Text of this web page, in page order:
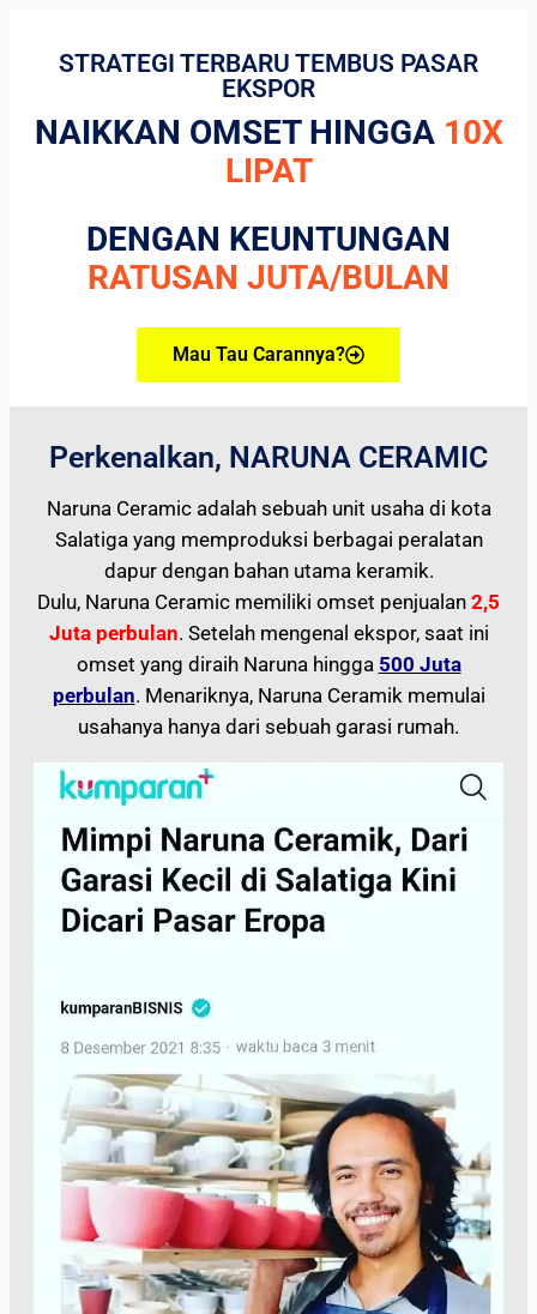
STRATEGI TERBARU TEMBUS PASAR
EKSPOR
NAIKKAN OMSET HINGGA 10X
LIPAT
DENGAN KEUNTUNGAN
RATUSAN JUTA/BULAN
Mau Tau Carannya?
Perkenalkan, NARUNA CERAMIC
Naruna Ceramic adalah sebuah unit usaha di kota
Salatiga yang memproduksi berbagai peralatan
dapur dengan bahan utama keramik.
Dulu, Naruna Ceramic memiliki omset penjualan 2,5
Juta perbulan. Setelah mengenal ekspor, saat ini
omset yang diraih Naruna hingga 500 Juta
perbulan. Menariknya, Naruna Ceramik memulai
usahanya hanya dari sebuah garasi rumah.